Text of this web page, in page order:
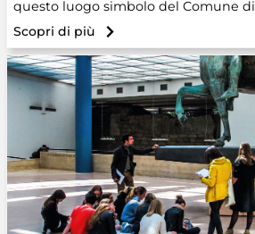
questo luogo simbolo del Comune di
Scopri di più